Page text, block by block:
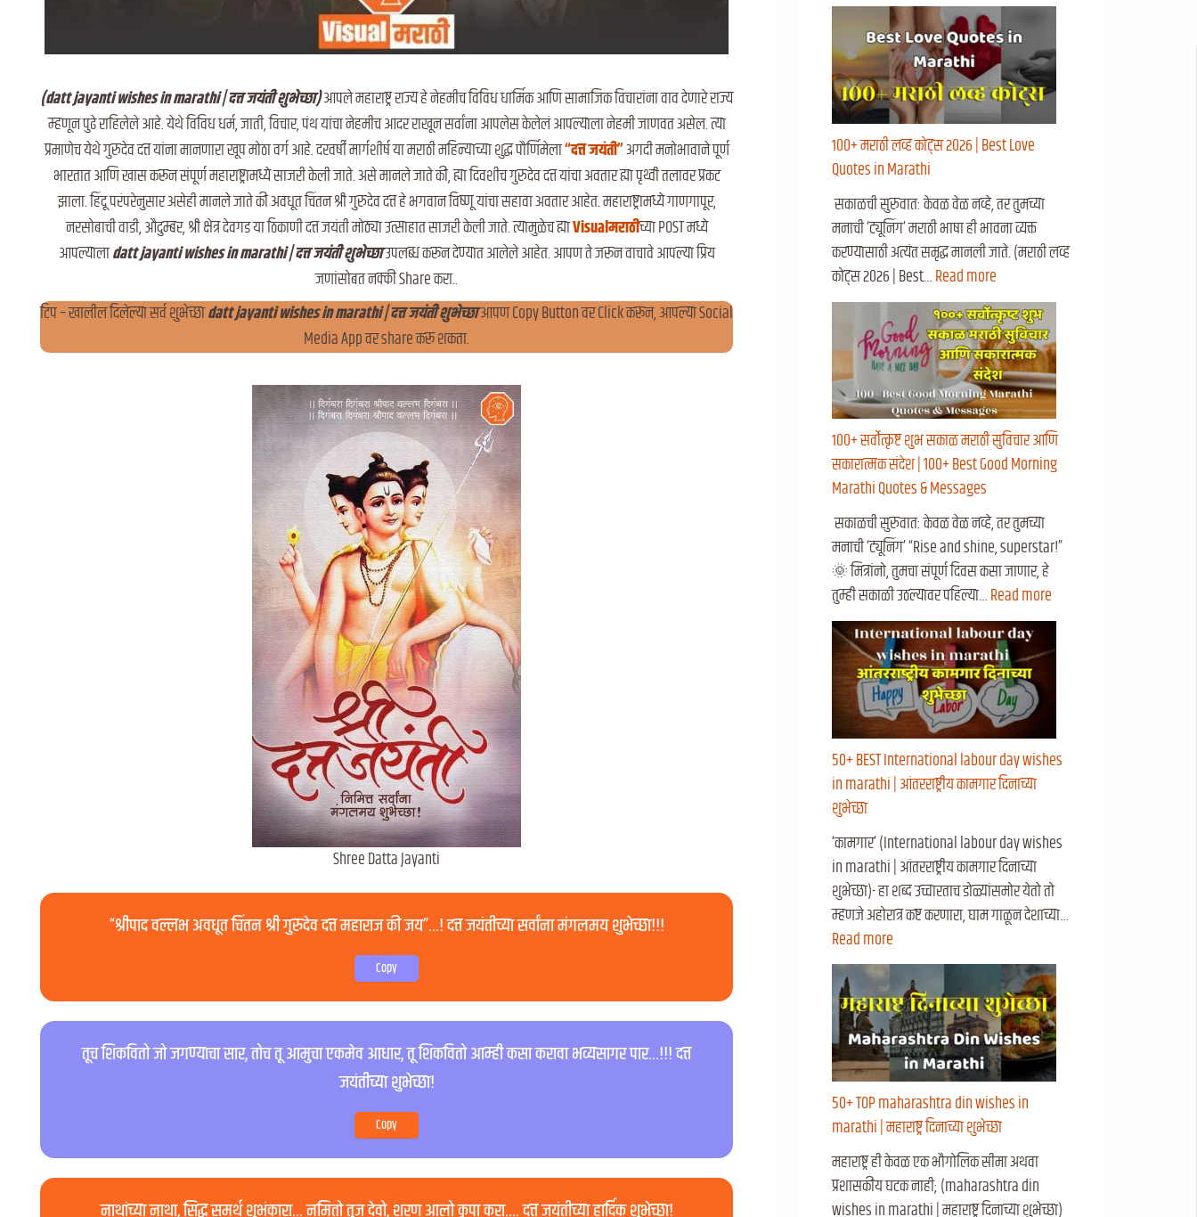
(datt jayanti wishes in marathi | दत्त जयंती शुभेच्छा)आपले महाराष्ट्र राज्य हे नेहमीच विविध धार्मिक आणि सामाजिक विचारांना वाव देणारे राज्य
म्हणून पुढे राहिलेले आहे. येथे विविध धर्म, जाती, विचार, पंथ यांचा नेहमीच आदर राखून सर्वांना आपलेस केलेलं आपल्याला नेहमी जाणवत असेल. त्या
प्रमाणेच येथे गुरुदेव दत्त यांना मानणारा खूप मोठा वर्ग आहे. दरवर्षी मार्गशीर्ष या मराठी महिन्याच्या शुद्ध पौर्णिमेला“दत्त जयंती”अगदी मनोभावाने पूर्ण
भारतात आणि खास करून संपूर्ण महाराष्ट्रामध्ये साजरी केली जाते. असे मानले जाते की, ह्या दिवशीच गुरुदेव दत्त यांचा अवतार ह्या पृथ्वी तलावर प्रकट
झाला. हिंदू परंपरेनुसार असेही मानले जाते की अवधूत चिंतन श्री गुरुदेव दत्त हे भगवान विष्णू यांचा सहावा अवतार आहेत. महाराष्ट्रामध्ये गाणगापूर,
नरसोबाची वाडी, औदुम्बर, श्री क्षेत्र देवगड या ठिकाणी दत्त जयंती मोठ्या उत्साहात साजरी केली जाते. त्यामुळेच ह्याVisualमराठीच्या POST मध्ये
आपल्यालाdatt jayanti wishes in marathi | दत्त जयंती शुभेच्छाउपलब्ध करून देण्यात आलेले आहेत. आपण ते जरून वाचावे आपल्या प्रिय
जणांसोबत नक्की Share करा..
टिप – खालील दिलेल्या सर्व शुभेच्छाdatt jayanti wishes in marathi | दत्त जयंती शुभेच्छाआपण Copy Button वर Click करून, आपल्या Social
Media App वर share करू शकता.
Shree Datta Jayanti
“श्रीपाद वल्लभ अवधूत चिंतन श्री गुरुदेव दत्त महाराज की जय”…! दत्त जयंतीच्या सर्वांना मंगलमय शुभेच्छा!!!
Copy
तूच शिकवितो जो जगण्याचा सार, तोच तू आमुचा एकमेव आधार, तू शिकवितो आम्ही कसा करावा भव्यसागर पार…!!! दत्त
जयंतीच्या शुभेच्छा!
Copy
नाथांच्या नाथा, सिद्ध समर्थ शुभंकारा… नमितो तुज देवो, शरण आलो कृपा करा…. दत्त जयंतीच्या हार्दिक शुभेच्छा!
१००+ मराठी लव्ह कोट्स २०२६ | Best Love
Quotes in Marathi
सकाळची सुरुवात: केवळ वेळ नव्हे, तर तुमच्या
मनाची ‘ट्यूनिंग’ मराठी भाषा ही भावना व्यक्त
करण्यासाठी अत्यंत समृद्ध मानली जाते. (मराठी लव्ह
कोट्स २०२६ | Best…Read more
१००+ सर्वोत्कृष्ट शुभ सकाळ मराठी सुविचार आणि
सकारात्मक संदेश | 100+ Best Good Morning
Marathi Quotes & Messages
सकाळची सुरुवात: केवळ वेळ नव्हे, तर तुमच्या
मनाची ‘ट्यूनिंग’ “Rise and shine, superstar!”
🌞 मित्रांनो, तुमचा संपूर्ण दिवस कसा जाणार, हे
तुम्ही सकाळी उठल्यावर पहिल्या…Read more
50+ BEST International labour day wishes
in marathi | आंतरराष्ट्रीय कामगार दिनाच्या
शुभेच्छा
‘कामगार’ (International labour day wishes
in marathi | आंतरराष्ट्रीय कामगार दिनाच्या
शुभेच्छा)- हा शब्द उच्चारताच डोळ्यांसमोर येतो तो
म्हणजे अहोरात्र कष्ट करणारा, घाम गाळून देशाच्या…
Read more
50+ TOP maharashtra din wishes in
marathi | महाराष्ट्र दिनाच्या शुभेच्छा
महाराष्ट्र ही केवळ एक भौगोलिक सीमा अथवा
प्रशासकीय घटक नाही; (maharashtra din
wishes in marathi | महाराष्ट्र दिनाच्या शुभेच्छा)